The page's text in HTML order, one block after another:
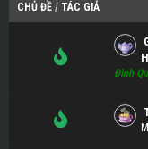
CHỦ ĐỀ / TÁC GIẢ
Đình